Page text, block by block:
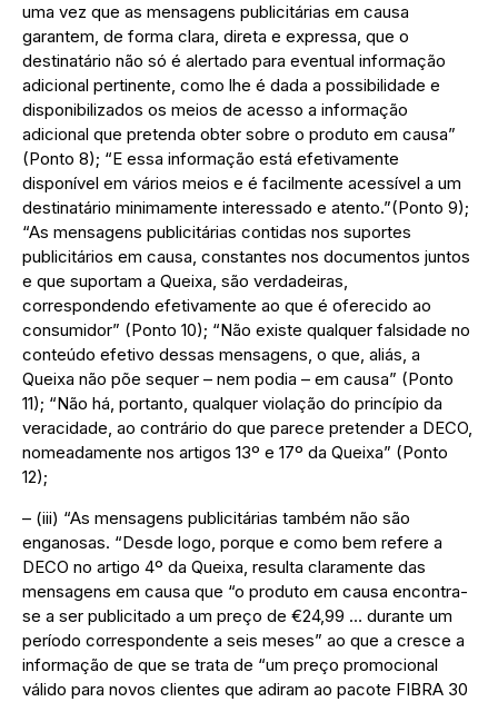
uma vez que as mensagens publicitárias em causa
garantem, de forma clara, direta e expressa, que o
destinatário não só é alertado para eventual informação
adicional pertinente, como lhe é dada a possibilidade e
disponibilizados os meios de acesso a informação
adicional que pretenda obter sobre o produto em causa”
(Ponto 8); “E essa informação está efetivamente
disponível em vários meios e é facilmente acessível a um
destinatário minimamente interessado e atento.”(Ponto 9);
“As mensagens publicitárias contidas nos suportes
publicitários em causa, constantes nos documentos juntos
e que suportam a Queixa, são verdadeiras,
correspondendo efetivamente ao que é oferecido ao
consumidor” (Ponto 10); “Não existe qualquer falsidade no
conteúdo efetivo dessas mensagens, o que, aliás, a
Queixa não põe sequer – nem podia – em causa” (Ponto
11); “Não há, portanto, qualquer violação do princípio da
veracidade, ao contrário do que parece pretender a DECO,
nomeadamente nos artigos 13º e 17º da Queixa” (Ponto
12);
– (iii) “As mensagens publicitárias também não são
enganosas. “Desde logo, porque e como bem refere a
DECO no artigo 4º da Queixa, resulta claramente das
mensagens em causa que “o produto em causa encontra-
se a ser publicitado a um preço de €24,99 … durante um
período correspondente a seis meses” ao que a cresce a
informação de que se trata de “um preço promocional
válido para novos clientes que adiram ao pacote FIBRA 30